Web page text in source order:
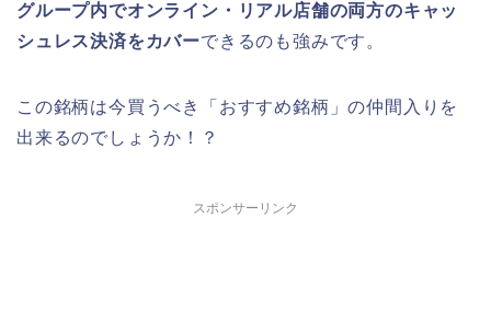
グループ内でオンライン・リアル店舗の両方のキャッ
シュレス決済をカバーできるのも強みです。
この銘柄は今買うべき「おすすめ銘柄」の仲間入りを
出来るのでしょうか！？
スポンサーリンク